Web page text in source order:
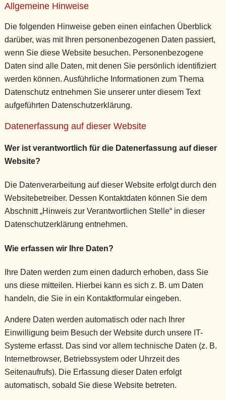
Allgemeine Hinweise
Die folgenden Hinweise geben einen einfachen Überblick
darüber, was mit Ihren personenbezogenen Daten passiert,
wenn Sie diese Website besuchen. Personenbezogene
Daten sind alle Daten, mit denen Sie persönlich identifiziert
werden können. Ausführliche Informationen zum Thema
Datenschutz entnehmen Sie unserer unter diesem Text
aufgeführten Datenschutzerklärung.
Datenerfassung auf dieser Website
Wer ist verantwortlich für die Datenerfassung auf dieser
Website?
Die Datenverarbeitung auf dieser Website erfolgt durch den
Websitebetreiber. Dessen Kontaktdaten können Sie dem
Abschnitt „Hinweis zur Verantwortlichen Stelle“ in dieser
Datenschutzerklärung entnehmen.
Wie erfassen wir Ihre Daten?
Ihre Daten werden zum einen dadurch erhoben, dass Sie
uns diese mitteilen. Hierbei kann es sich z. B. um Daten
handeln, die Sie in ein Kontaktformular eingeben.
Andere Daten werden automatisch oder nach Ihrer
Einwilligung beim Besuch der Website durch unsere IT-
Systeme erfasst. Das sind vor allem technische Daten (z. B.
Internetbrowser, Betriebssystem oder Uhrzeit des
Seitenaufrufs). Die Erfassung dieser Daten erfolgt
automatisch, sobald Sie diese Website betreten.